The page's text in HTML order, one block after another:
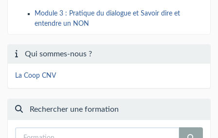
Module 3 : Pratique du dialogue et Savoir dire et
entendre un NON
Qui sommes-nous ?
La Coop CNV
Rechercher une formation